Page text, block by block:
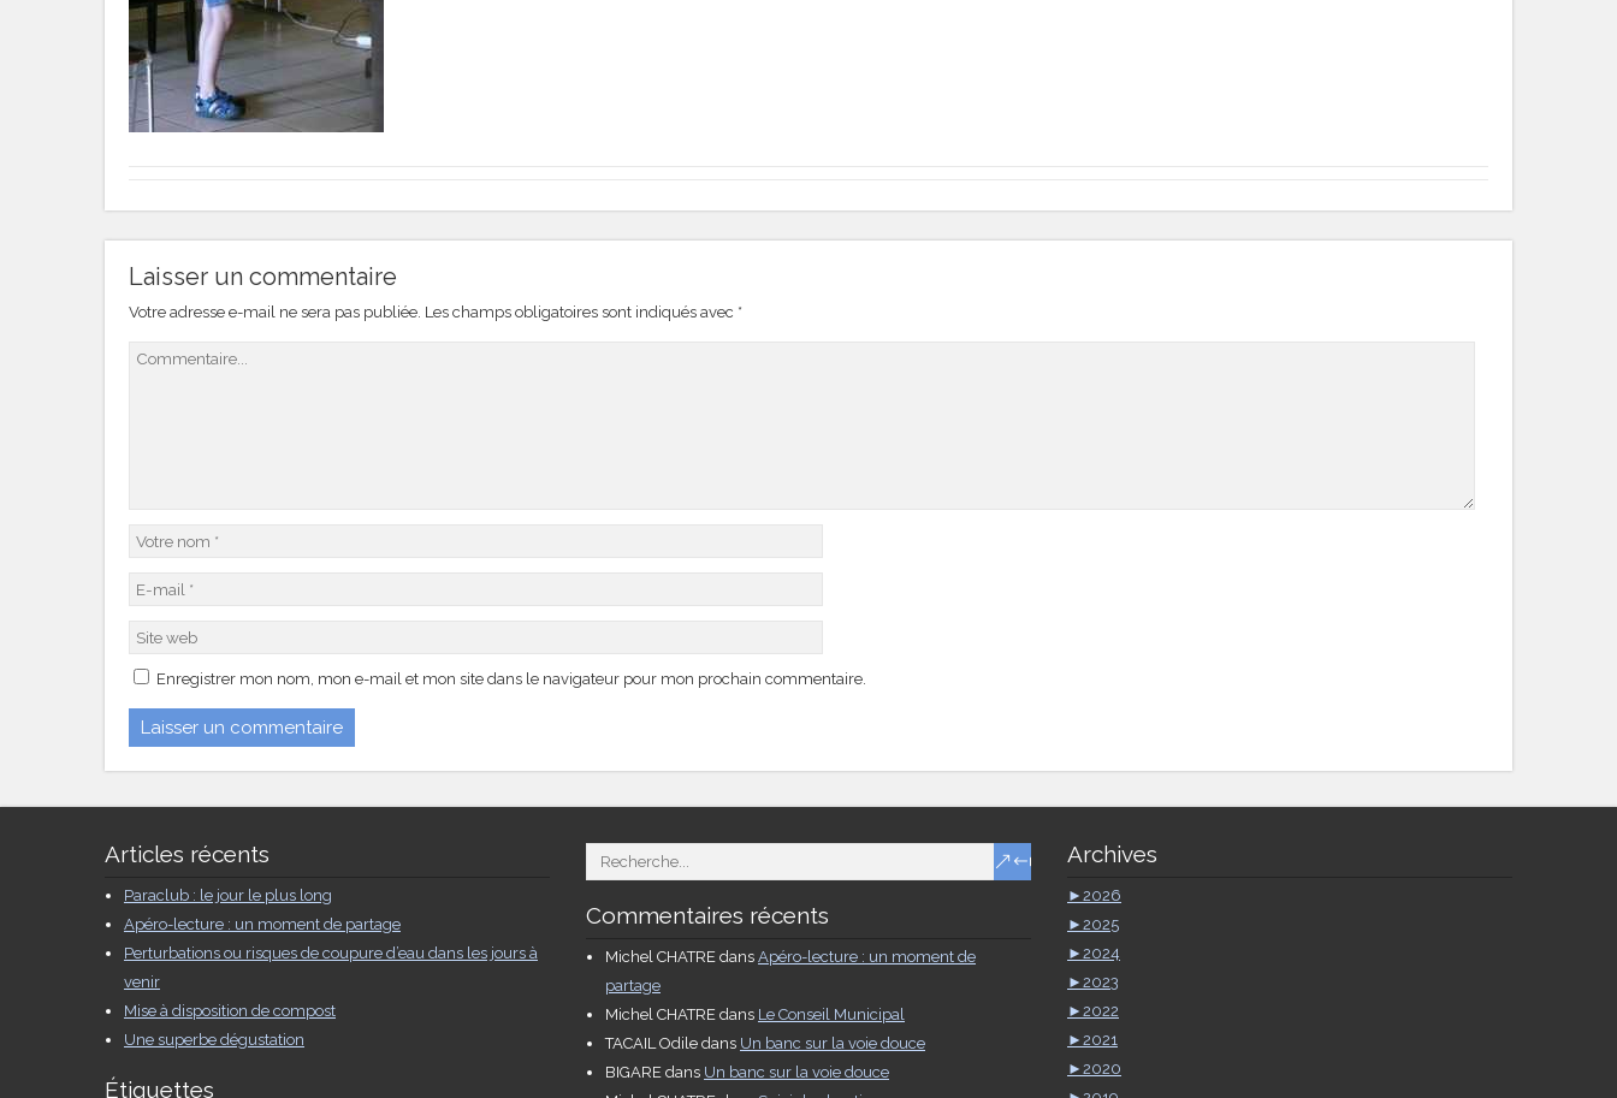
Laisser un commentaire
Votre adresse e-mail ne sera pas publiée. Les champs obligatoires sont indiqués avec *
Enregistrer mon nom, mon e-mail et mon site dans le navigateur pour mon prochain commentaire.
Articles récents
Paraclub : le jour le plus long
Apéro-lecture : un moment de partage
Perturbations ou risques de coupure d’eau dans les jours à
venir
Mise à disposition de compost
Une superbe dégustation
Étiquettes
Commentaires récents
Michel CHATRE dans Apéro-lecture : un moment de
partage
Michel CHATRE dans Le Conseil Municipal
TACAIL Odile dans Un banc sur la voie douce
BIGARE dans Un banc sur la voie douce
Archives
► 2026
► 2025
► 2024
► 2023
► 2022
► 2021
► 2020